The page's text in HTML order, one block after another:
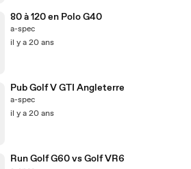
80 à 120 en Polo G40
a-spec
il y a 20 ans
Pub Golf V GTI Angleterre
a-spec
il y a 20 ans
Run Golf G60 vs Golf VR6